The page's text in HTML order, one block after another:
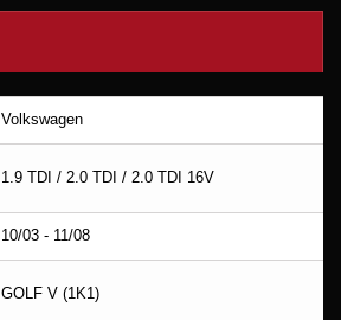
Volkswagen
1.9 TDI / 2.0 TDI / 2.0 TDI 16V
10/03 - 11/08
GOLF V (1K1)